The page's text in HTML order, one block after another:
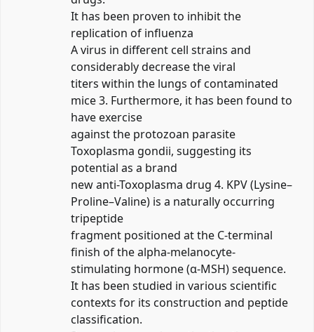
It has been proven to inhibit the
replication of influenza
A virus in different cell strains and
considerably decrease the viral
titers within the lungs of contaminated
mice 3. Furthermore, it has been found to
have exercise
against the protozoan parasite
Toxoplasma gondii, suggesting its
potential as a brand
new anti-Toxoplasma drug 4. KPV (Lysine–
Proline–Valine) is a naturally occurring
tripeptide
fragment positioned at the C-terminal
finish of the alpha-melanocyte-
stimulating hormone (α-MSH) sequence.
It has been studied in various scientific
contexts for its construction and peptide
classification.